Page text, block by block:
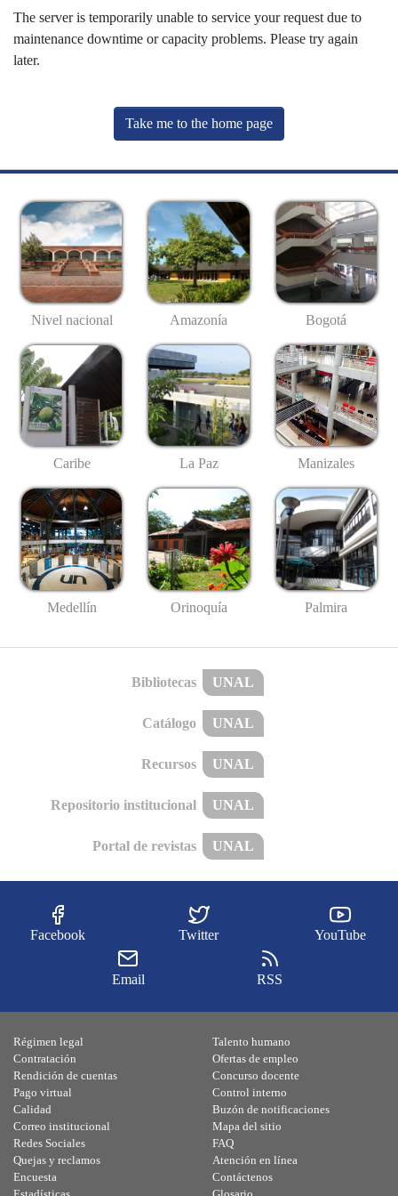
The server is temporarily unable to service your request due to
maintenance downtime or capacity problems. Please try again
later.
Take me to the home page
Nivel nacional Amazonía Bogotá
Caribe La Paz Manizales
Medellín Orinoquía Palmira
Bibliotecas UNAL
Catálogo UNAL
Recursos UNAL
Repositorio institucional UNAL
Portal de revistas UNAL
Facebook Twitter YouTube
Email RSS
Régimen legal
Contratación
Rendición de cuentas
Pago virtual
Calidad
Talento humano
Ofertas de empleo
Concurso docente
Control interno
Buzón de notificaciones
Correo institucional
Redes Sociales
Quejas y reclamos
Encuesta
Mapa del sitio
FAQ
Atención en línea
Contáctenos